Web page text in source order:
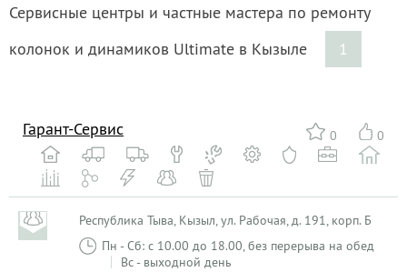
Сервисные центры и частные мастера по ремонту
колонок и динамиков Ultimate в Кызыле
1
0 0
Гарант-Сервис
Республика Тыва, Кызыл, ул. Рабочая, д. 191, корп. Б
Пн - Сб: с 10.00 до 18.00, без перерыва на обед
Вс - выходной день